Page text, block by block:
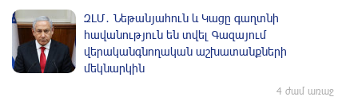
ԶԼՄ․ Նեթանյահուն և Կացը գաղտնի
հավանություն են տվել Գազայում
վերականգնողական աշխատանքների
մեկնարկին
4 ժամ առաջ